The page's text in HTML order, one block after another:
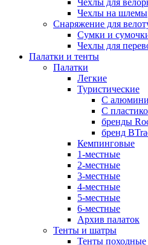
Чехлы для
Чехлы на шлемы
Снаряжение для
Сумки и
Чехлы для
Палатки и тенты
Палатки
Легкие
Туристические
С
С
бренды
бренд
Кемпинговые
1-местные
2-местные
3-местные
4-местные
5-местные
6-местные
Архив палаток
Тенты и шатры
Тенты походные